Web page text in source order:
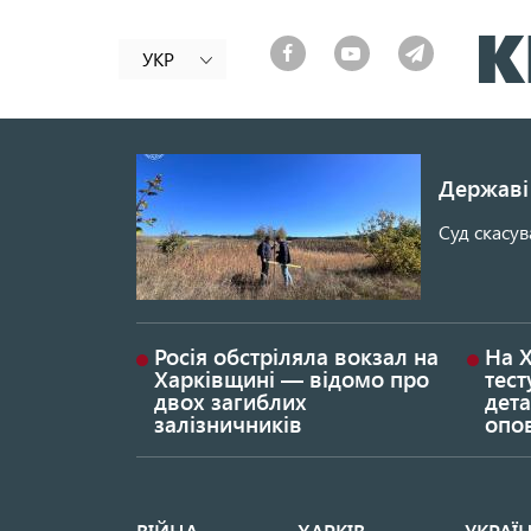
УКР
Державі
Суд
Росія обстріляла вокзал на
Харківщині — відомо про
двох загиблих
залізничників
На